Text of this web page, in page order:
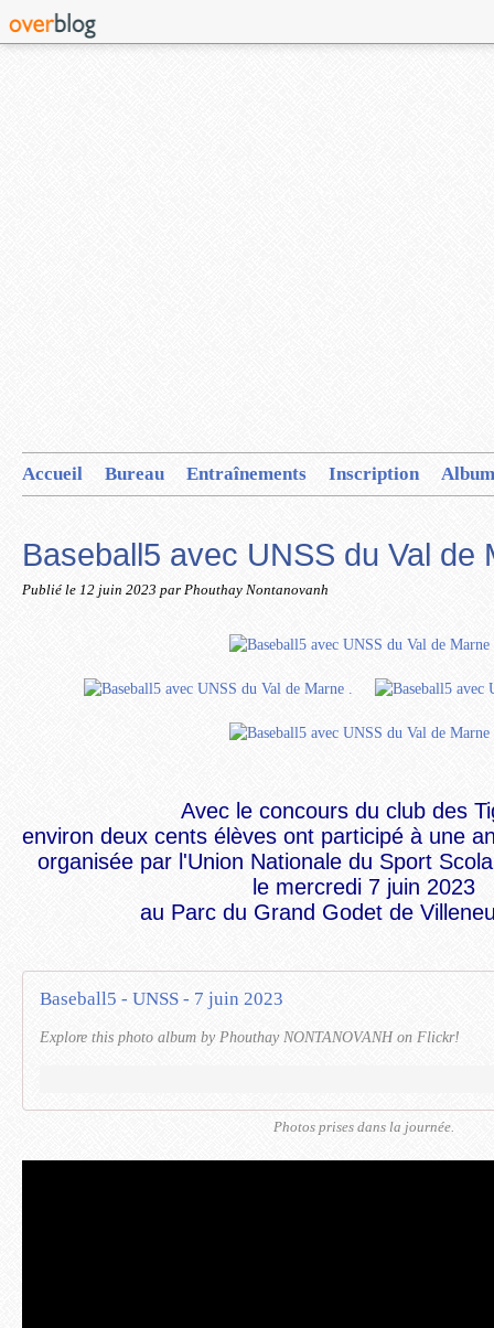
Accueil Bureau Entraînements Inscription
Baseball5 avec UNSS du Val de
Publié le 12 juin 2023 par Phouthay Nontanovanh
Avec le concours du club des
environ deux cents élèves ont participé à une
organisée par l'Union Nationale du Sport
le mercredi 7 juin 2023
au Parc du Grand Godet de
Baseball5 - UNSS - 7 juin 2023
Explore this photo album by Phouthay NONTANOVANH on Flickr!
Photos prises dans la journée.